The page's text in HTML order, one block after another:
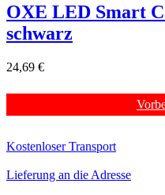
OXE LED Smart
schwarz
24,69 €
Kostenloser Transport
Lieferung an die Adresse